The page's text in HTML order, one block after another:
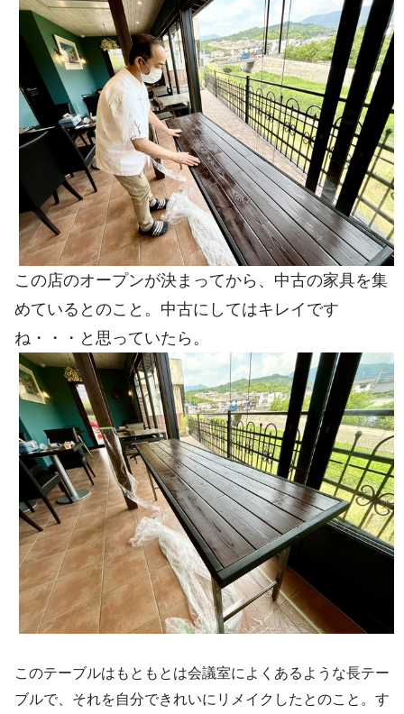
この店のオープンが決まってから、中古の家具を集
めているとのこと。中古にしてはキレイです
ね・・・と思っていたら。
このテーブルはもともとは会議室によくあるような長テー
ブルで、それを自分できれいにリメイクしたとのこと。す